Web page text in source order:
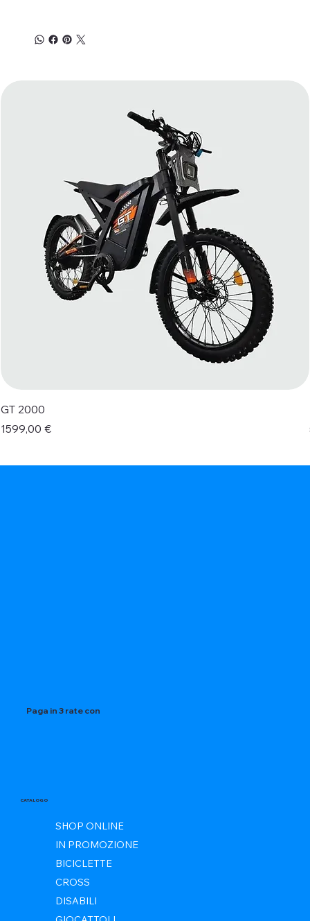
GT 2000
Prezzo
1599,00 €
Paga in 3 rate con
CATALOGO
SHOP ONLINE
IN PROMOZIONE
BICICLETTE
CROSS
DISABILI